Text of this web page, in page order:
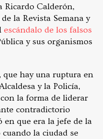
Calderón,
la Revista Semana y
escándalo de los falsos
y sus organismos
hay una ruptura en
y la Policía,
la forma de liderar
contradictorio
que era la jefe de la
la ciudad se